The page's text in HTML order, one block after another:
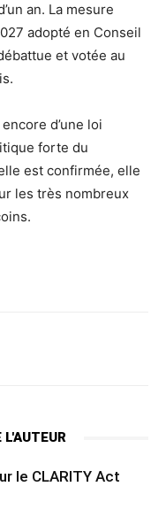
an. La mesure
adopté en Conseil
et votée au
d’une loi
forte du
est confirmée, elle
les très nombreux
L'AUTEUR
le CLARITY Act